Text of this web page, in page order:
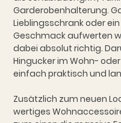
Garderobenhalterung.
Lieblingsschrank oder
Geschmack aufwerten
dabei absolut richtig.
Hingucker im Wohn-
einfach praktisch und
Zusätzlich zum neuen
wertiges